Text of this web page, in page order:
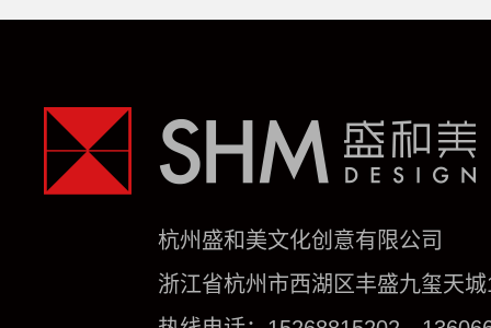
杭州盛和美文化创意有限公司
浙江省杭州市西湖区丰盛九玺天